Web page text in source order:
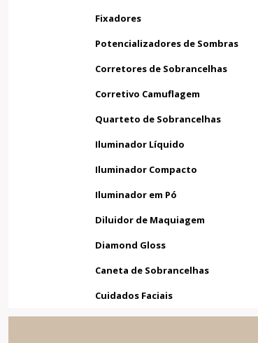
Fixadores
Potencializadores de Sombras
Corretores de Sobrancelhas
Corretivo Camuflagem
Quarteto de Sobrancelhas
Iluminador Líquido
Iluminador Compacto
Iluminador em Pó
Diluidor de Maquiagem
Diamond Gloss
Caneta de Sobrancelhas
Cuidados Faciais